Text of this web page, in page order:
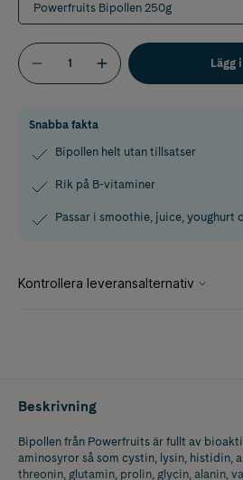
Powerfruits Bipollen 250g
Lägg
Snabba fakta
Bipollen helt utan tillsatser
Rik på B-vitaminer
Passar i smoothie, juice, youghurt
Beskrivning
Bipollen från Powerfruits är fullt av
aminosyror så som cystin, lysin, histidin,
threonin, glutamin, prolin, glycin, alanin,